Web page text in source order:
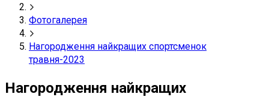
Фотогалерея
Нагородження найкращих спортсменок
травня-2023
Нагородження найкращих